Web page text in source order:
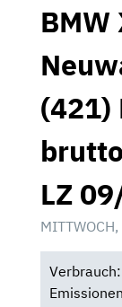
BMW
(421)
LZ